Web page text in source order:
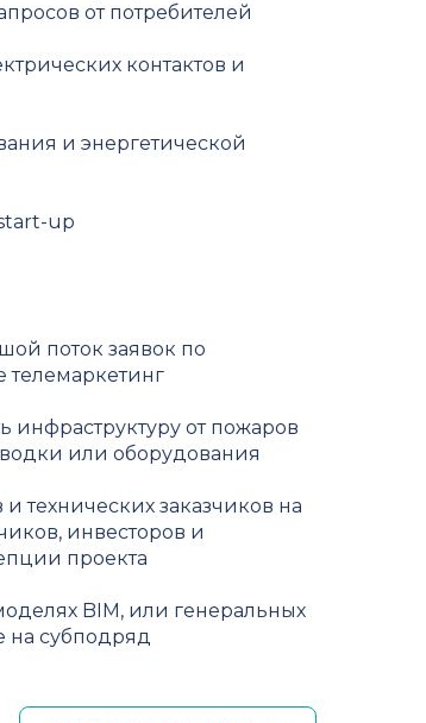
от потребителей
контактов и
и энергетической
up
поток заявок по
инфраструктуру от пожаров
или оборудования
технических заказчиков на
инвесторов и
проекта
BIM, или генеральных
на субподряд